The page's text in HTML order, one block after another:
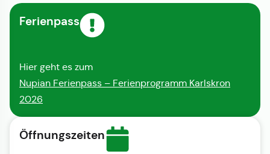
Ferienpass
Hier geht es zum
Nupian Ferienpass – Ferienprogramm Karlskron
2026
Öffnungszeiten